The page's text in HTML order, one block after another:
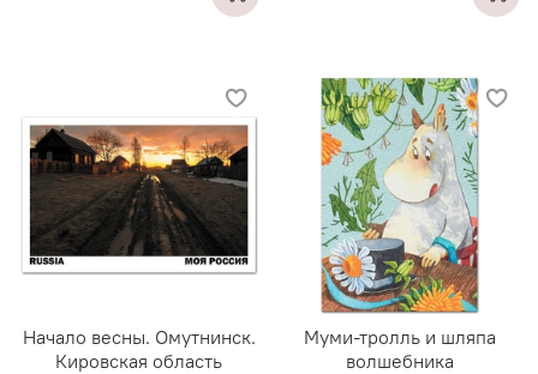
Начало весны. Омутнинск.
Кировская область
Муми-тролль и шляпа
волшебника